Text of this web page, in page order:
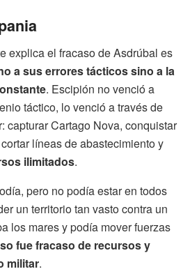
explica el fracaso de Asdrúbal es
a sus errores tácticos sino a la
. Escipión no venció a
táctico, lo venció a través de
capturar Cartago Nova, conquistar
líneas de abastecimiento y
ilimitados.
pero no podía estar en todos
un territorio tan vasto contra un
los mares y podía mover fuerzas
fue fracaso de recursos y
militar.